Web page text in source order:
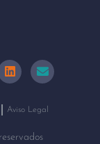
Aviso Legal